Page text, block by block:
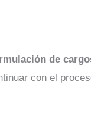
de
con el